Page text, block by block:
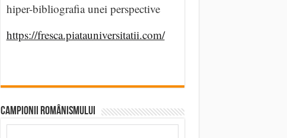
hiper-bibliografia unei perspective
https://fresca.piatauniversitatii.com/
CAMPIONII ROMÂNISMULUI